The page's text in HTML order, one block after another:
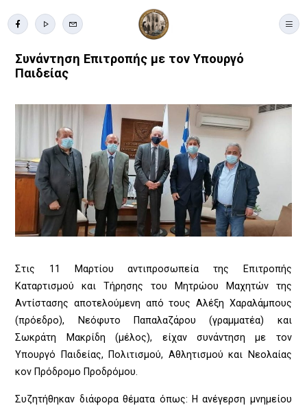
Συνάντηση Επιτροπής με τον Υπουργό
Παιδείας
Στις 11 Μαρτίου αντιπροσωπεία της Επιτροπής
Καταρτισμού και Τήρησης του Μητρώου Μαχητών της
Αντίστασης αποτελούμενη από τους Αλέξη Χαραλάμπους
(πρόεδρο), Νεόφυτο Παπαλαζάρου (γραμματέα) και
Σωκράτη Μακρίδη (μέλος), είχαν συνάντηση με τον
Υπουργό Παιδείας, Πολιτισμού, Αθλητισμού και Νεολαίας
κον Πρόδρομο Προδρόμου.
Συζητήθηκαν διάφορα θέματα όπως: Η ανέγερση μνημείου